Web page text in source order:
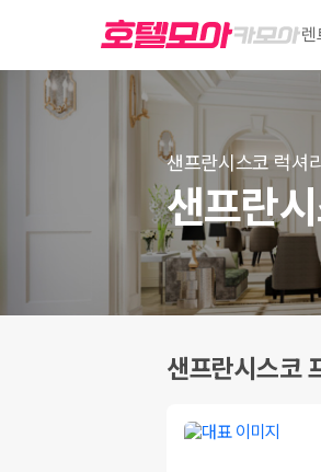
렌
샌프란시스코 럭셔
샌프란
샌프란시스코